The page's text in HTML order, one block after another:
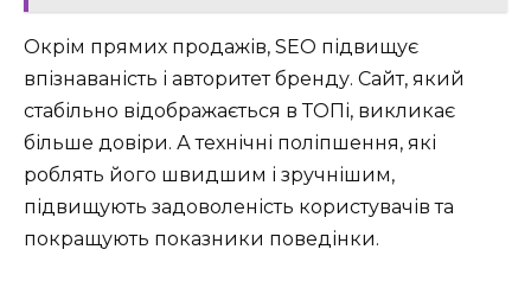
Окрім прямих продажів, SEO підвищує
впізнаваність і авторитет бренду. Сайт, який
стабільно відображається в ТОПі, викликає
більше довіри. А технічні поліпшення, які
роблять його швидшим і зручнішим,
підвищують задоволеність користувачів та
покращують показники поведінки.